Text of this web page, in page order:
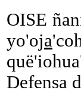
OISE
yo'oja
Defensa